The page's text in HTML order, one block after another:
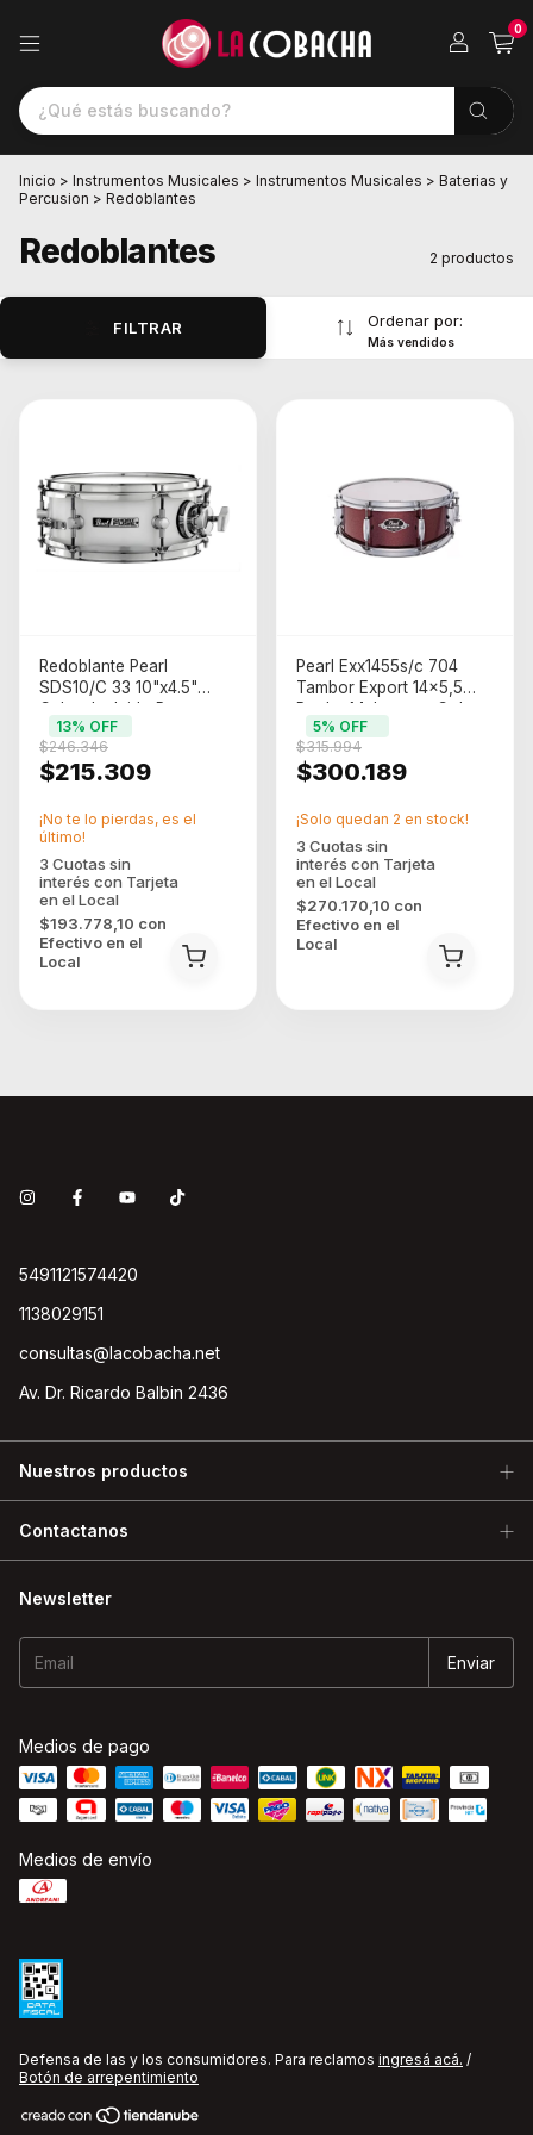
0
Inicio > Instrumentos Musicales > Instrumentos Musicales > Baterias y
Percusion > Redoblantes
Redoblantes 2 productos
FILTRAR Ordenar por:
Más vendidos
Redoblante Pearl
SDS10/C 33 10"x4.5"
Calpm Incluido Pure
White
$215.309
$246.346
13% OFF
$193.778,10 con
Efectivo en el
Local
¡No te lo pierdas, es el
último!
Pearl Exx1455s/c 704
Tambor Export 14x5,5
Poplar Mahogany Color
Del Casco Black Cherry
Glitter
$300.189
$315.994
5% OFF
$270.170,10 con
Efectivo en el
Local
¡Solo quedan 2 en stock!
5491121574420
1138029151
consultas@lacobacha.net
Av. Dr. Ricardo Balbin 2436
Nuestros productos
Contactanos
Newsletter
Medios de pago
Medios de envío
Defensa de las y los consumidores. Para reclamos ingresá acá. /
Botón de arrepentimiento